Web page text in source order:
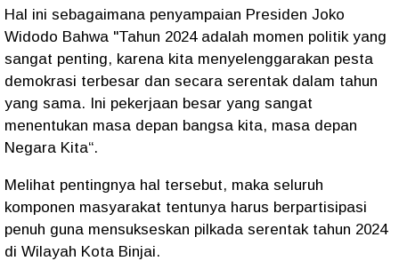
Hal ini sebagaimana penyampaian Presiden Joko
Widodo Bahwa "Tahun 2024 adalah momen politik yang
sangat penting, karena kita menyelenggarakan pesta
demokrasi terbesar dan secara serentak dalam tahun
yang sama. Ini pekerjaan besar yang sangat
menentukan masa depan bangsa kita, masa depan
Negara Kita“.
Melihat pentingnya hal tersebut, maka seluruh
komponen masyarakat tentunya harus berpartisipasi
penuh guna mensukseskan pilkada serentak tahun 2024
di Wilayah Kota Binjai.